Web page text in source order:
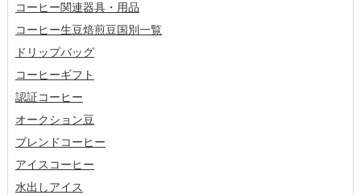
コーヒー関連器具・用品
コーヒー生豆焙煎豆国別一覧
ドリップバッグ
コーヒーギフト
認証コーヒー
オークション豆
ブレンドコーヒー
アイスコーヒー
水出しアイス